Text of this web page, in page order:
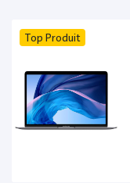
Top Produit